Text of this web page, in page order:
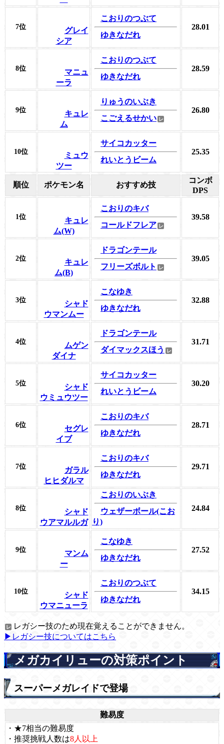
7位
グレイ
シア
こおりのつぶて
ゆきなだれ
28.01
8位
マニュ
ーラ
こおりのつぶて
ゆきなだれ
28.59
9位
キュレ
ム
りゅうのいぶき
こごえるせかい
26.80
10位
ミュウ
ツー
サイコカッター
れいとうビーム
25.35
順位 ポケモン名 おすすめ技
コンボ
DPS
1位
キュレ
ム(W)
こおりのキバ
コールドフレア
39.58
2位
キュレ
ム(B)
ドラゴンテール
フリーズボルト
39.05
3位
シャド
ウマンムー
こなゆき
ゆきなだれ
32.88
4位
ムゲン
ダイナ
ドラゴンテール
ダイマックスほう
31.71
5位
シャド
ウミュウツー
サイコカッター
れいとうビーム
30.20
6位
セグレ
イブ
こおりのキバ
ゆきなだれ
28.71
7位
ガラル
ヒヒダルマ
こおりのキバ
ゆきなだれ
29.71
8位
シャド
ウアマルルガ
こおりのいぶき
ウェザーボール(こお
り)
24.84
9位
マンム
ー
こなゆき
ゆきなだれ
27.52
10位
シャド
ウマニューラ
こおりのつぶて
ゆきなだれ
34.15
レガシー技のため現在覚えることができません。
▶レガシー技についてはこちら
メガカイリューの対策ポイント
スーパーメガレイドで登場
難易度
・★7相当の難易度
・推奨挑戦人数は8人以上